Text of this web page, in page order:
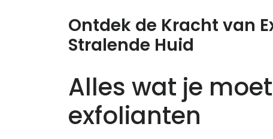
Ontdek de Kracht van
Stralende Huid
Alles wat je
exfolianten